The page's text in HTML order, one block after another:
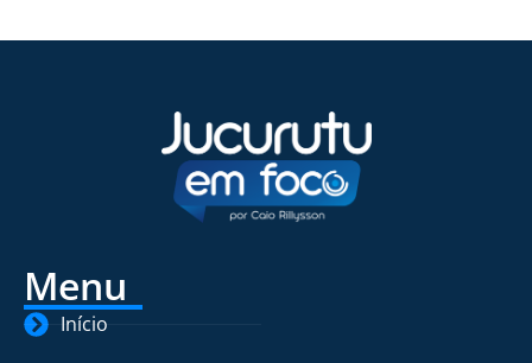
Menu
Início